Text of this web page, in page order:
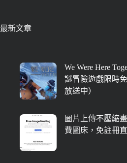
最新文章
We Were Here
謎冒險遊戲限時
放送中）
圖片上傳不壓縮
費圖床，免註冊